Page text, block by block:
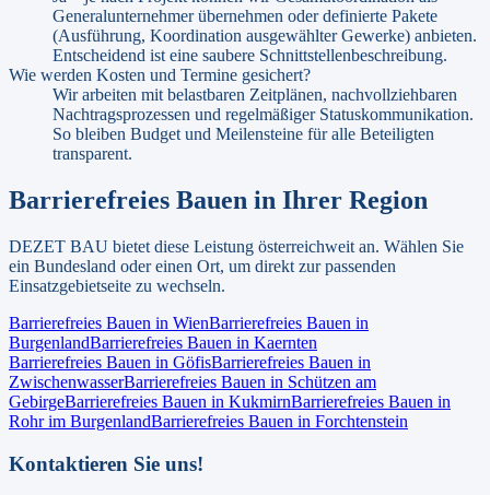
Generalunternehmer übernehmen oder definierte Pakete
(Ausführung, Koordination ausgewählter Gewerke) anbieten.
Entscheidend ist eine saubere Schnittstellenbeschreibung.
Wie werden Kosten und Termine gesichert?
Wir arbeiten mit belastbaren Zeitplänen, nachvollziehbaren
Nachtragsprozessen und regelmäßiger Statuskommunikation.
So bleiben Budget und Meilensteine für alle Beteiligten
transparent.
Barrierefreies Bauen in Ihrer Region
DEZET BAU bietet diese Leistung österreichweit an. Wählen Sie
ein Bundesland oder einen Ort, um direkt zur passenden
Einsatzgebietseite zu wechseln.
Barrierefreies Bauen in WienBarrierefreies Bauen in
BurgenlandBarrierefreies Bauen in Kaernten
Barrierefreies Bauen in GöfisBarrierefreies Bauen in
ZwischenwasserBarrierefreies Bauen in Schützen am
GebirgeBarrierefreies Bauen in KukmirnBarrierefreies Bauen in
Rohr im BurgenlandBarrierefreies Bauen in Forchtenstein
Kontaktieren Sie uns!